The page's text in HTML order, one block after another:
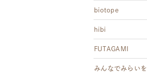
biotope
hibi
FUTAGAMI
みんなでみらいを